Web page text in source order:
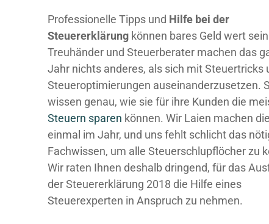
Professionelle Tipps und Hilfe bei der
Steuererklärung können bares Geld wert
Treuhänder und Steuerberater machen das
Jahr nichts anderes, als sich mit Steuertricks
Steueroptimierungen auseinanderzusetzen.
wissen genau, wie sie für ihre Kunden die
Steuern sparen können. Wir Laien machen
einmal im Jahr, und uns fehlt schlicht das
Fachwissen, um alle Steuerschlupflöcher zu
Wir raten Ihnen deshalb dringend, für das
der Steuererklärung 2018 die Hilfe eines
Steuerexperten in Anspruch zu nehmen.